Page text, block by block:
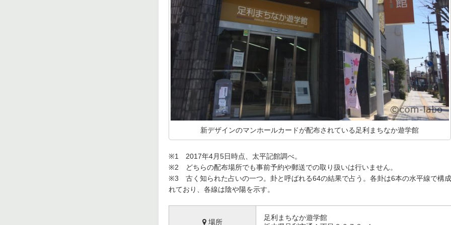
新デザインのマンホールカードが配布されている足利まちなか遊学館
※1 2017年4月5日時点、太平記館調べ。
※2 どちらの配布場所でも事前予約や郵送での取り扱いは行いません。
※3 古く知られた占いの一つ。卦と呼ばれる64の結果で占う。各卦は6本の水平線で構
れており、各線は陰や陽を示す。
場所
足利まちなか遊学館